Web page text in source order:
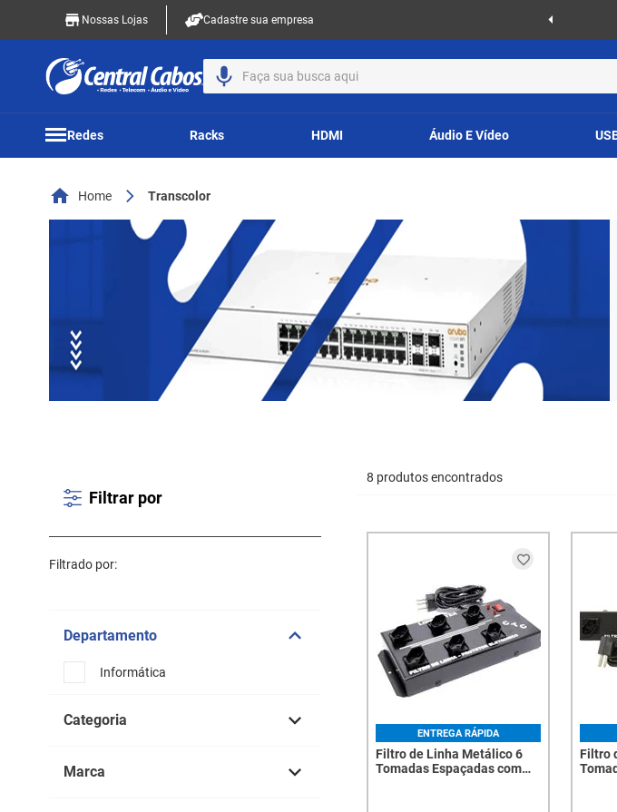
Nossas Lojas Cadastre sua empresa
Faça sua busca aqui
Redes Racks HDMI Áudio E Vídeo
Home Transcolor
Filtrar por
Filtrado por:
Departamento
Informática
Categoria
Marca
8 produtos encontrados
ENTREGA RÁPIDA
Filtro de Linha Metálico 6
Tomadas Espaçadas com
Filtro